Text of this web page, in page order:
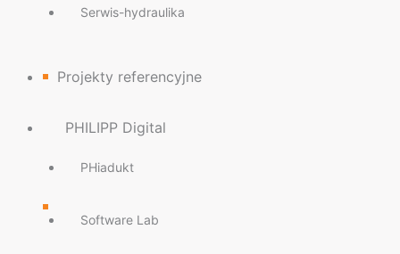
Serwis-hydraulika
Projekty referencyjne
PHILIPP Digital
PHiadukt
Software Lab